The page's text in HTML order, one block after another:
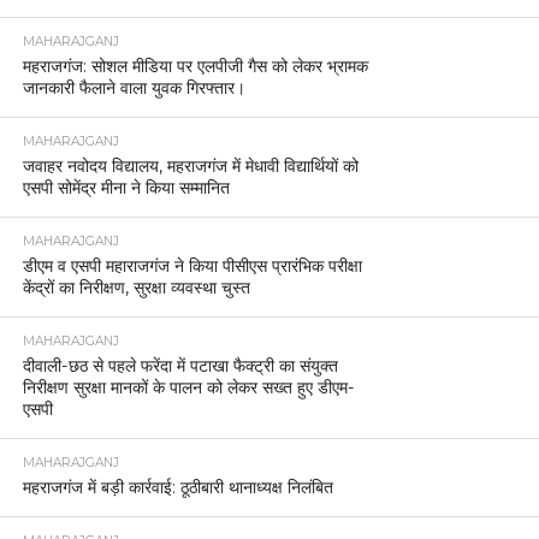
MAHARAJGANJ
महराजगंज: सोशल मीडिया पर एलपीजी गैस को लेकर भ्रामक
जानकारी फैलाने वाला युवक गिरफ्तार।
MAHARAJGANJ
जवाहर नवोदय विद्यालय, महराजगंज में मेधावी विद्यार्थियों को
एसपी सोमेंद्र मीना ने किया सम्मानित
MAHARAJGANJ
डीएम व एसपी महाराजगंज ने किया पीसीएस प्रारंभिक परीक्षा
केंद्रों का निरीक्षण, सुरक्षा व्यवस्था चुस्त
MAHARAJGANJ
दीवाली-छठ से पहले फरेंदा में पटाखा फैक्ट्री का संयुक्त
निरीक्षण सुरक्षा मानकों के पालन को लेकर सख्त हुए डीएम-
एसपी
MAHARAJGANJ
महराजगंज में बड़ी कार्रवाई: ठूठीबारी थानाध्यक्ष निलंबित